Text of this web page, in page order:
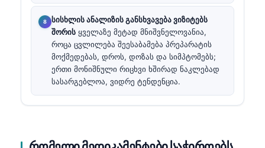
სისხლის ანალიზის განსხვავება ვიზიტებს
შორის ყველაზე მეტად მნიშვნელოვანია,
როცა ცვლილება შეესაბამება პრეპარატის
მოქმედებას, დროს, დოზას და სიმპტომებს;
ერთი მონიშნული რიცხვი ხშირად ნაკლებად
სასარგებლოა, ვიდრე ტენდენცია.